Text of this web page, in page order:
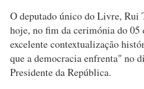
O deputado único do Livre, Rui
hoje, no fim da cerimónia do 05
excelente contextualização
que a democracia enfrenta" no
Presidente da República.